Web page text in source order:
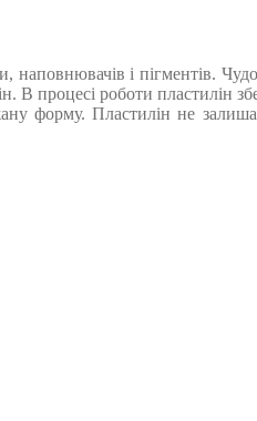
і пігментів.
процесі роботи пластилін
форму. Пластилін не